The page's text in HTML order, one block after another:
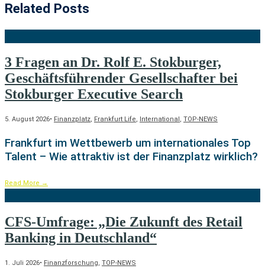
Related Posts
3 Fragen an Dr. Rolf E. Stokburger,
Geschäftsführender Gesellschafter bei
Stokburger Executive Search
5. August 2026• Finanzplatz, Frankfurt Life, International , TOP-NEWS
Frankfurt im Wettbewerb um internationales Top
Talent – Wie attraktiv ist der Finanzplatz wirklich?
Read More →
CFS-Umfrage: „Die Zukunft des Retail
Banking in Deutschland“
1. Juli 2026• Finanzforschung, TOP-NEWS